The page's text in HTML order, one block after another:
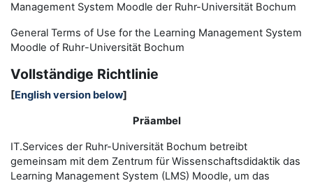
Management System Moodle der Ruhr-Universität Bochum
General Terms of Use for the Learning Management System
Moodle of Ruhr-Universität Bochum
Vollständige Richtlinie
[English version below]
Präambel
IT.Services der Ruhr-Universität Bochum betreibt
gemeinsam mit dem Zentrum für Wissenschaftsdidaktik das
Learning Management System (LMS) Moodle, um das